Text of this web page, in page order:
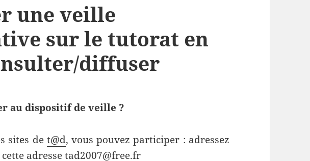
une veille
sur le tutorat en
diffuser
au dispositif de veille ?
sites de t@d, vous pouvez participer : adressez
adressetad2007@free.fr